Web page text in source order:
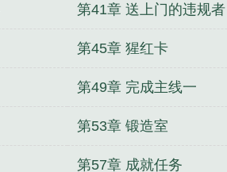
第41章 送上门的违规者
第45章 猩红卡
第49章 完成主线一
第53章 锻造室
第57章 成就任务